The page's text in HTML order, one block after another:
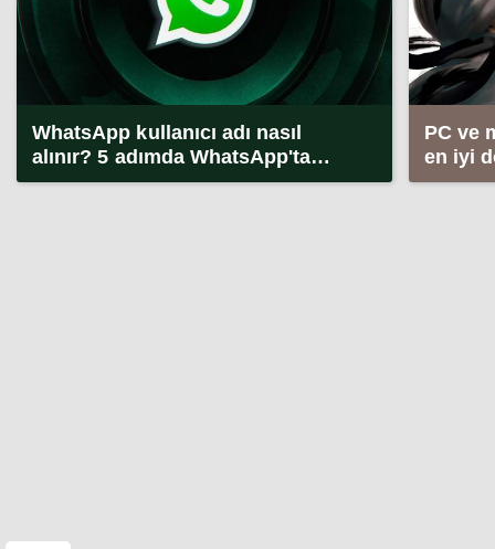
WhatsApp kullanıcı adı nasıl
alınır? 5 adımda WhatsApp'ta
kullanıcı adı alma (2026)
PC ve
en iyi